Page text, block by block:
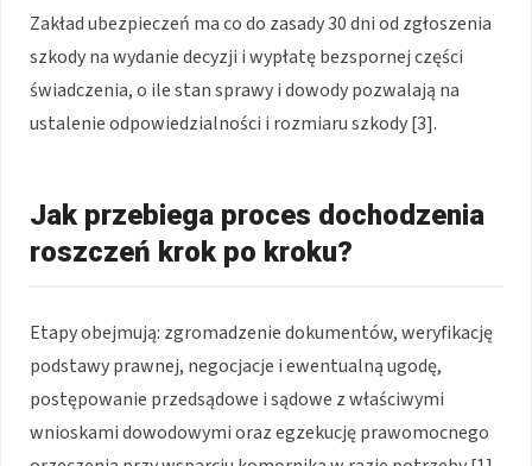
Zakład ubezpieczeń ma co do zasady 30 dni od zgłoszenia
szkody na wydanie decyzji i wypłatę bezspornej części
świadczenia, o ile stan sprawy i dowody pozwalają na
ustalenie odpowiedzialności i rozmiaru szkody [3].
Jak przebiega proces dochodzenia
roszczeń krok po kroku?
Etapy obejmują: zgromadzenie dokumentów, weryfikację
podstawy prawnej, negocjacje i ewentualną ugodę,
postępowanie przedsądowe i sądowe z właściwymi
wnioskami dowodowymi oraz egzekucję prawomocnego